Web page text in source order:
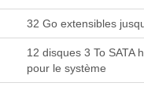
32 Go extensibles
12 disques 3 To SATA
pour le système